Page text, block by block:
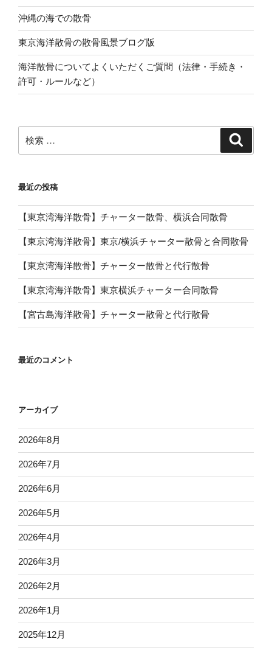
沖縄の海での散骨
東京海洋散骨の散骨風景ブログ版
海洋散骨についてよくいただくご質問（法律・手続き・
許可・ルールなど）
索:
最近の投稿
【東京湾海洋散骨】チャーター散骨、横浜合同散骨
【東京湾海洋散骨】東京/横浜チャーター散骨と合同散骨
【東京湾海洋散骨】チャーター散骨と代行散骨
【東京湾海洋散骨】東京横浜チャーター合同散骨
【宮古島海洋散骨】チャーター散骨と代行散骨
最近のコメント
アーカイブ
2026年8月
2026年7月
2026年6月
2026年5月
2026年4月
2026年3月
2026年2月
2026年1月
2025年12月